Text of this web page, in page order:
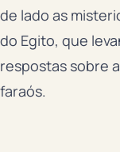
de lado as
do Egito, que
respostas sobre
faraós.